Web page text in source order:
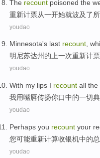
The recount poisoned the
重新计票从一开始就波及了
youdao
Minnesota's last recount,
明尼苏达州 的上一次重新计票
youdao
With my lips I recount all the
我用嘴唇传扬你口中的一切典
youdao
Perhaps you recount your
您可能重新计算收银机中的
youdao